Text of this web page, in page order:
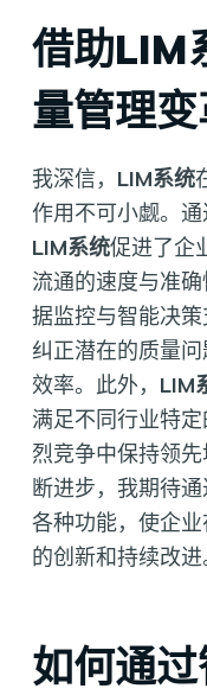
借助LIM
量管理
我深信， LIM系统
作用不可小觑。通
LIM系统促进了企
流通的速度与准
据监控与智能决
纠正潜在的质量
效率。此外， LIM
满足不同行业特
烈竞争中保持领
断进步，我期待
各种功能，使企
的创新和持续改进
如何通